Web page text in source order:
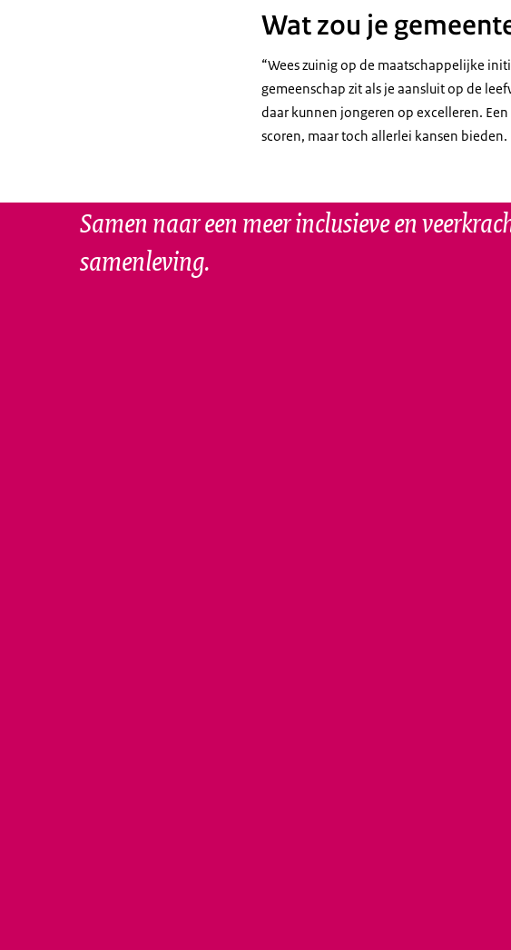
Wat zou je
“Wees zuinig op de maatschappelijke
gemeenschap zit als je aansluit op de
daar kunnen jongeren op excelleren.
scoren, maar toch allerlei kansen
Samen naar een meer inclusieve en
samenleving.